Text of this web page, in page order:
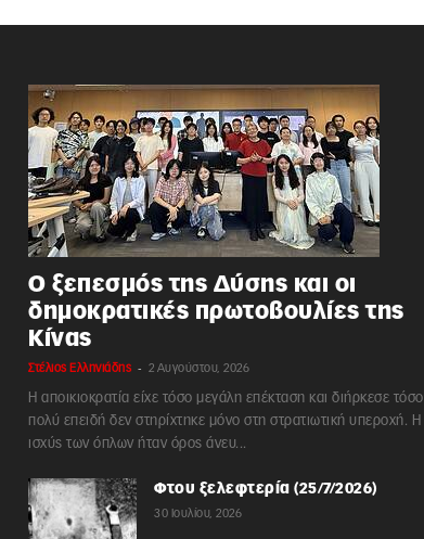
Ο ξεπεσμός της Δύσης και οι
δημοκρατικές πρωτοβουλίες της
Κίνας
Στέλιος Ελληνιάδης - 2 Αυγούστου, 2026
Η αποικιοκρατία είχε τόσο μεγάλη επέκταση και διήρκεσε τόσο
πολύ επειδή δεν στηρίχτηκε μόνο στη στρατιωτική υπεροχή. Η
ισχύς των όπλων ήταν όρος άνευ...
Φτου ξελεφτερία (25/7/2026)
30 Ιουλίου, 2026